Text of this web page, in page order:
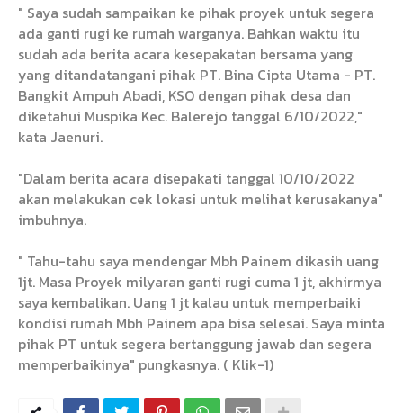
" Saya sudah sampaikan ke pihak proyek untuk segera
ada ganti rugi ke rumah warganya. Bahkan waktu itu
sudah ada berita acara kesepakatan bersama yang
yang ditandatangani pihak PT. Bina Cipta Utama - PT.
Bangkit Ampuh Abadi, KSO dengan pihak desa dan
diketahui Muspika Kec. Balerejo tanggal 6/10/2022,"
kata Jaenuri.
"Dalam berita acara disepakati tanggal 10/10/2022
akan melakukan cek lokasi untuk melihat kerusakanya"
imbuhnya.
" Tahu-tahu saya mendengar Mbh Painem dikasih uang
1jt. Masa Proyek milyaran ganti rugi cuma 1 jt, akhirmya
saya kembalikan. Uang 1 jt kalau untuk memperbaiki
kondisi rumah Mbh Painem apa bisa selesai. Saya minta
pihak PT untuk segera bertanggung jawab dan segera
memperbaikinya" pungkasnya. ( Klik-1)